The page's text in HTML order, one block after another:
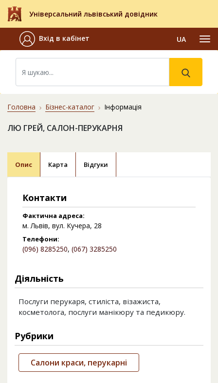
Універсальний львівський довідник
Вхід в кабінет UA
Головна Бізнес-каталог Інформація
ЛЮ ГРЕЙ, САЛОН-ПЕРУКАРНЯ
Опис Карта Відгуки
Контакти
Фактична адреса:
м. Львів, вул. Кучера, 28
Телефони:
(096) 8285250, (067) 3285250
Діяльність
Послуги перукаря, стиліста, візажиста,
косметолога, послуги манікюру та педикюру.
Рубрики
Салони краси, перукарні